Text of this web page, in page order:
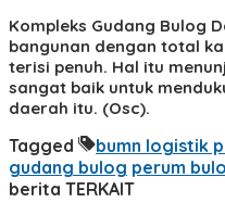
Kompleks Gudang Bulog
bangunan dengan total
terisi penuh. Hal itu
sangat baik untuk
daerah itu. (Osc).
Tagged bumn logistik
gudang bulog perum
berita TERKAIT